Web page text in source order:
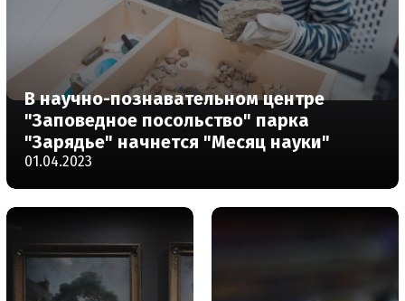
В научно-познавательном центре
"Заповедное посольство" парка
"Зарядье" начнется "Месяц науки"
01.04.2023